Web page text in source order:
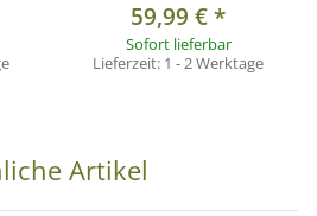
59,99 €*
Sofort lieferbar
Lieferzeit: 1 - 2 Werktage
Artikel